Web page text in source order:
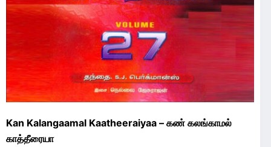
Kan Kalangaamal Kaatheeraiyaa – கண் கலங்காமல்
காத்தீரையா